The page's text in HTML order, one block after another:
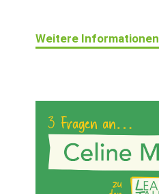
Weitere Informationen